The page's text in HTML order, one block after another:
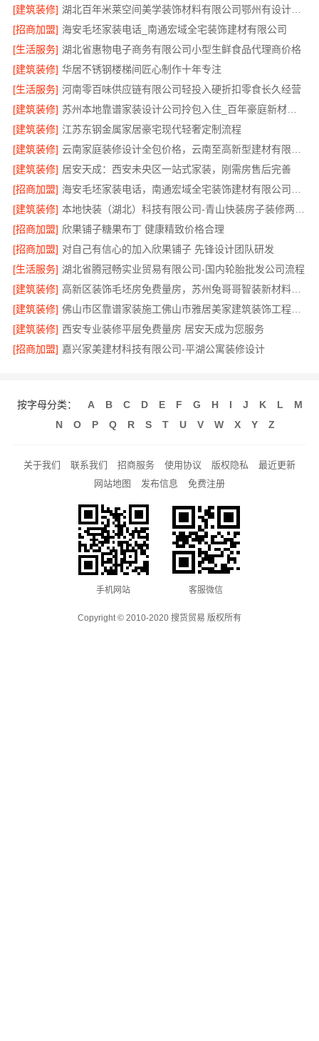
[建筑装修]
湖北百年米莱空间美学装饰材料有限公司鄂州有设计感装修公司实景案例
[招商加盟] 海安毛坯家装电话_南通宏域全宅装饰建材有限公司
[生活服务] 湖北省惠物电子商务有限公司小型生鲜食品代理商价格
[建筑装修] 华居不锈钢楼梯间匠心制作十年专注
[生活服务] 河南零百味供应链有限公司轻投入硬折扣零食长久经营
[建筑装修]
苏州本地靠谱家装设计公司拎包入住_百年豪庭新材料有限公司
[建筑装修] 江苏东钢金属家居豪宅现代轻奢定制流程
[建筑装修]
[建筑装修] 居安天成：西安未央区一站式家装，刚需房售后完善
[招商加盟]
[建筑装修]
本地快装（湖北）科技有限公司-青山快装房子装修两房一厅
[招商加盟] 欣果铺子糖果布丁 健康精致价格合理
[招商加盟] 对自己有信心的加入欣果铺子 先锋设计团队研发
[生活服务] 湖北省腾冠畅实业贸易有限公司-国内轮胎批发公司流程
[建筑装修]
高新区装饰毛坯房免费量房，苏州兔哥哥智装新材料有限公司
[建筑装修]
佛山市区靠谱家装施工佛山市雅居美家建筑装饰工程有限公司
[建筑装修] 西安专业装修平层免费量房 居安天成为您服务
[招商加盟] 嘉兴家美建材科技有限公司-平湖公寓装修设计
按字母分类： A B C D E F G H I J K L
M
N
O P Q R S T U V W X Y Z
关于我们 联系我们 招商服务 使用协议 版权隐私
最近更新
网站地图
发布信息 免费注册
手机网站 客服微信
Copyright © 2010-2020 搜货贸易 版权所有